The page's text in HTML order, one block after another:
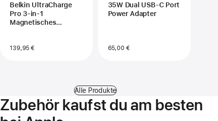
Belkin UltraCharge
Pro 3-in-1
Magnetisches
139,95 €
35W Dual USB‑C Port
Power Adapter
65,00 €
Alle Produkte
Zubehör kaufst du am besten